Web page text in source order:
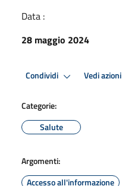
Data :
28 maggio 2024
Condividi Vedi azioni
Categorie:
Salute
Argomenti:
Accesso all'informazione